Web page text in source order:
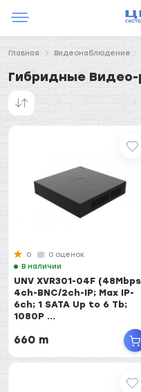
Главная Видеонаблюдение
Гибридные Видео-
0
0 оценок
В наличии
UNV XVR301-04F
4ch-BNC/2ch-IP; Max IP-
6ch; 1 SATA Up to 6 Tb;
1080P ...
660 m